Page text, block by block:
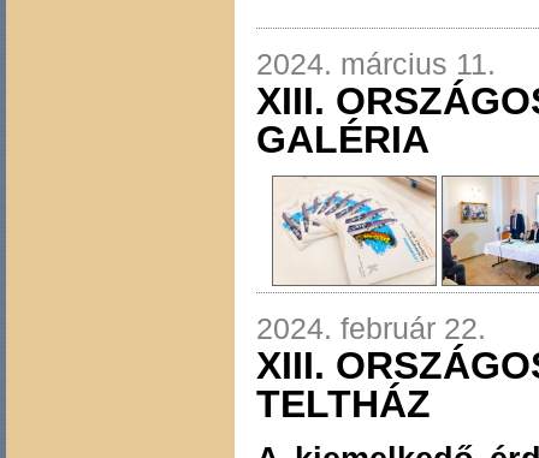
2024. március 11.
XIII.
GALÉRIA
2024. február 22.
XIII.
TELTHÁZ